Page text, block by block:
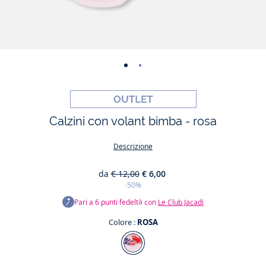
-
01 02
Calzini con volant bimba - rosa
Descrizione
da € 12,00 € 6,00
-50%
Pari a 6 punti fedeltà con Le Club Jacadi
Colore : ROSA
Colore
ROSA